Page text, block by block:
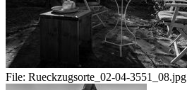
File: Rueckzugsorte_02-04-3551_08.jpg